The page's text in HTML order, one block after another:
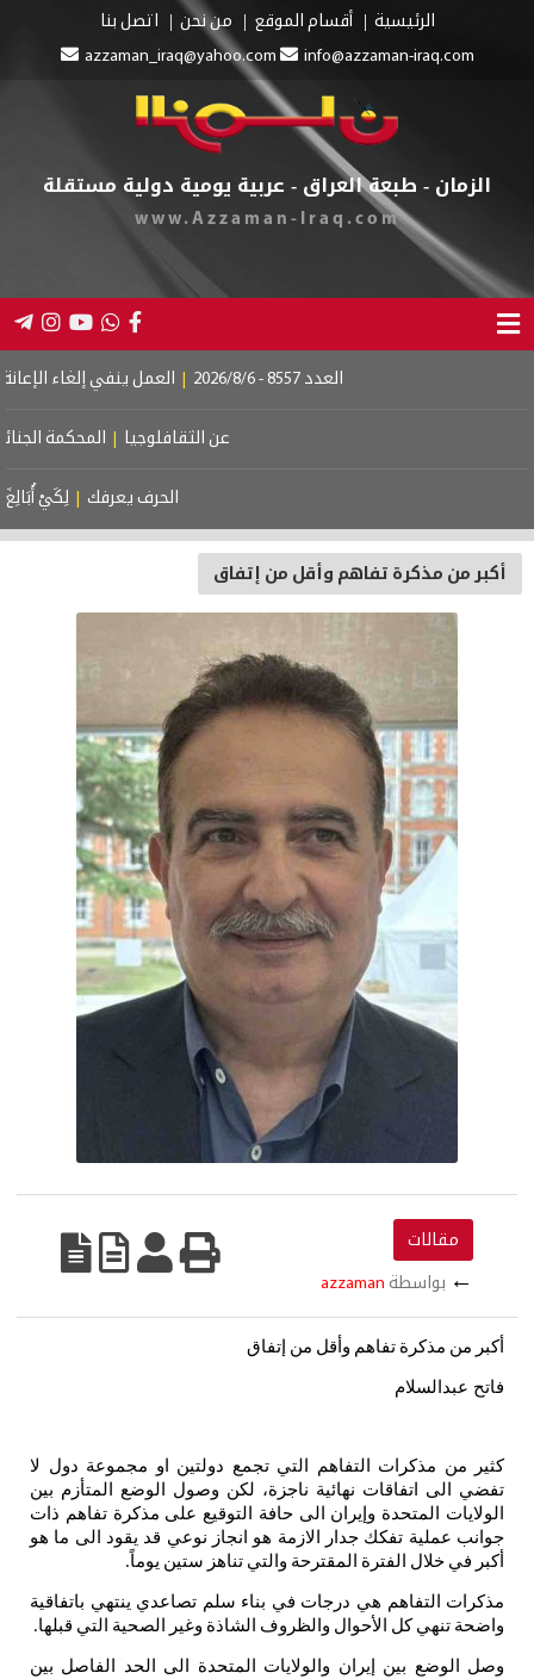
الرئيسية أقسام الموقع من نحن
اتصل بنا
azzaman_iraq@yahoo.com
info@azzaman-iraq.com
الزمان - طبعة العراق - عربية يومية دولية مستقلة
www.Azzaman-Iraq.com
العدد 8557 - 2026/8/6 | العمل ينفي إلغاء الإعانة عن
عن الثقافلوجيا | المحكمة الجنائية
الحرف يعرفك | لِكَيْ أُبَالِغَ
أكبر من مذكرة تفاهم وأقل من إتفاق
مقالات
← بواسطة azzaman
أكبر من مذكرة تفاهم وأقل من إتفاق
فاتح عبدالسلام
كثير من مذكرات التفاهم التي تجمع دولتين او مجموعة دول
لا
تفضي
الى اتفاقات نهائية ناجزة، لكن وصول الوضع المتأزم بين
الولايات
المتحدة وإيران الى حافة التوقيع على مذكرة تفاهم ذات
جوانب عملية تفكك جدار الازمة هو انجاز نوعي قد يقود الى ما هو
أكبر في خلال الفترة المقترحة والتي تناهز ستين يوماً.
مذكرات التفاهم هي درجات في بناء سلم تصاعدي ينتهي باتفاقية
واضحة تنهي كل الأحوال والظروف الشاذة وغير الصحية التي قبلها.
وصل الوضع بين إيران والولايات المتحدة الى الحد الفاصل بين